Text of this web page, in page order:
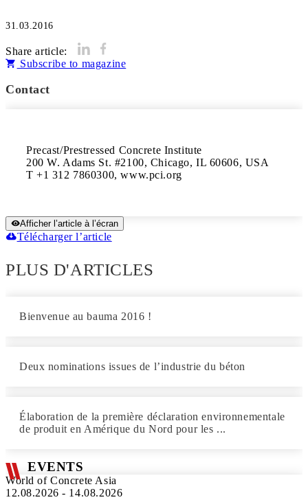
31.03.2016
Share article:
Subscribe to magazine
Contact
Precast/Prestressed Concrete Institute
200 W. Adams St. #2100, Chicago, IL 60606, USA
T +1 312 7860300, www.pci.org
Afficher l’article à l’écran
Télécharger l’article
PLUS D'ARTICLES
Bienvenue au bauma 2016 !
Deux nominations issues de l’industrie du béton
Élaboration de la première déclaration environnementale
de produit en Amérique du Nord pour les ...
EVENTS
World of Concrete Asia
12.08.2026 - 14.08.2026